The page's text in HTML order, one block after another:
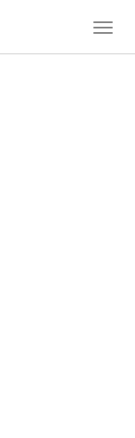
T